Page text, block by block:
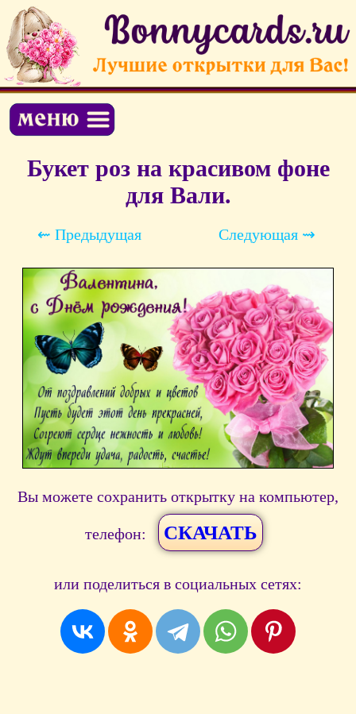
Букет роз на красивом фоне
для Вали.
⇜ Предыдущая Следующая ⇝
Вы можете сохранить открытку на компьютер,
телефон: СКАЧАТЬ
или поделиться в социальных сетях: